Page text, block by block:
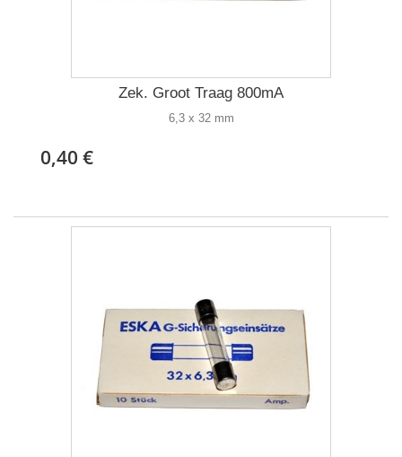
Zek. Groot Traag 800mA
6,3 x 32 mm
0,40 €